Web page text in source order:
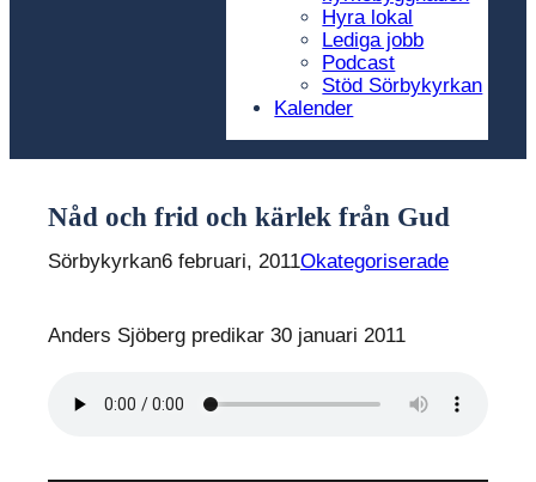
Hyra lokal
Lediga jobb
Podcast
Stöd Sörbykyrkan
Kalender
Nåd och frid och kärlek från Gud
Sörbykyrkan6 februari, 2011Okategoriserade
Anders Sjöberg predikar 30 januari 2011